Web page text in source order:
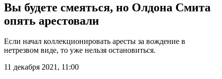
Вы будете смеяться, но Олдона Смита
опять арестовали
Если начал коллекционировать аресты за вождение в
нетрезвом виде, то уже нельзя остановиться.
11 декабря 2021, 11:00